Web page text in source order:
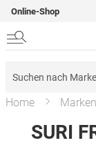
Online-Shop
Home Marken
SURI